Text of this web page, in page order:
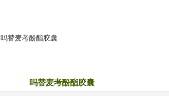
吗替麦考酚酯胶囊
吗替麦考酚酯胶囊